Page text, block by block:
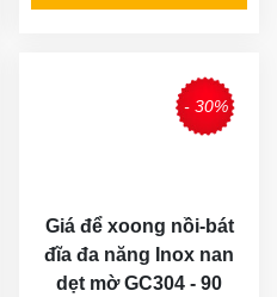
- 30%
Giá để xoong nồi-bát
đĩa đa năng Inox nan
dẹt mờ GC304 - 90